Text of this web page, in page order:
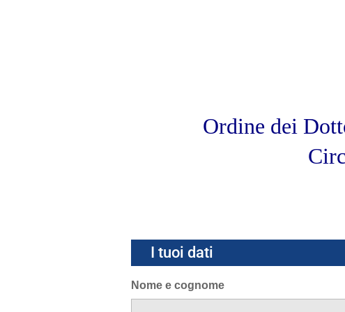
Ordine dei
I tuoi dati
Nome e cognome